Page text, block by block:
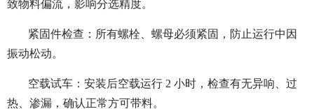
致物料偏流，影响分选精度。
紧固件检查：所有螺栓、螺母必须紧固，防止运行中因
振动松动。
空载试车：安装后空载运行 2 小时，检查有无异响、过
热、渗漏，确认正常方可带料。